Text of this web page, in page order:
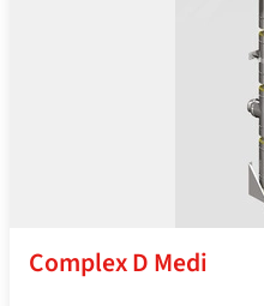
Complex D Medi